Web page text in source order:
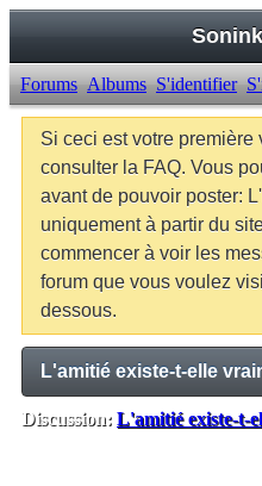
Forums Albums S'identifier
Si ceci est votre
consulter la FAQ. Vous
avant de pouvoir poster:
uniquement à partir du
commencer à voir les
forum que vous voulez
dessous.
L'amitié existe-t-elle
Discussion: L'amitié existe-t-